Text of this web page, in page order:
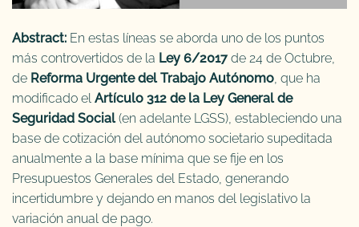
Abstract: En estas líneas se aborda uno de los puntos
más controvertidos de la Ley 6/2017de 24 de Octubre,
de Reforma Urgente del Trabajo Autónomo , que ha
modificado el Artículo 312 de la Ley General de
Seguridad Social(en adelante LGSS), estableciendo una
base de cotización del autónomo societario supeditada
anualmente a la base mínima que se fije en los
Presupuestos Generales del Estado, generando
incertidumbre y dejando en manos del legislativo la
variación anual de pago.